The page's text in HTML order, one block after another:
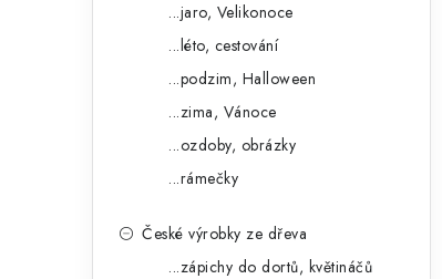
...jaro, Velikonoce
...léto, cestování
...podzim, Halloween
...zima, Vánoce
...ozdoby, obrázky
...rámečky
České výrobky ze dřeva
...zápichy do dortů, květináčů